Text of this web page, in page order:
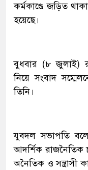
কর্মকাণ্ডে জড়িত
হয়েছে।
বুধবার (৮ জুলাই)
নিয়ে সংবাদ
তিনি।
যুবদল সভাপতি
আদর্শিক রাজনৈতিক
অনৈতিক ও সন্ত্রাসী